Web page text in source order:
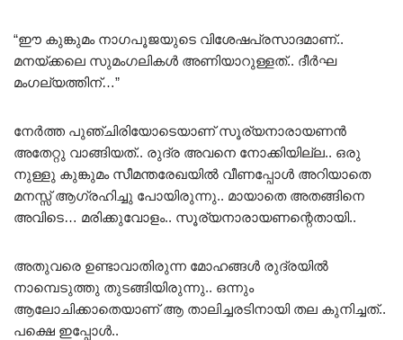
“ഈ കുങ്കുമം നാഗപൂജയുടെ വിശേഷപ്രസാദമാണ്..
മനയ്ക്കലെ സുമംഗലികൾ അണിയാറുള്ളത്.. ദീർഘ
മംഗല്യത്തിന്…”
നേർത്ത പുഞ്ചിരിയോടെയാണ് സൂര്യനാരായണൻ
അതേറ്റു വാങ്ങിയത്.. രുദ്ര അവനെ നോക്കിയില്ല.. ഒരു
നുള്ളു കുങ്കുമം സീമന്തരേഖയിൽ വീണപ്പോൾ അറിയാതെ
മനസ്സ് ആഗ്രഹിച്ചു പോയിരുന്നു.. മായാതെ അതങ്ങിനെ
അവിടെ… മരിക്കുവോളം.. സൂര്യനാരായണന്റെതായി..
അതുവരെ ഉണ്ടാവാതിരുന്ന മോഹങ്ങൾ രുദ്രയിൽ
നാമ്പെടുത്തു തുടങ്ങിയിരുന്നു.. ഒന്നും
ആലോചിക്കാതെയാണ് ആ താലിച്ചരടിനായി തല കുനിച്ചത്..
പക്ഷെ ഇപ്പോൾ..